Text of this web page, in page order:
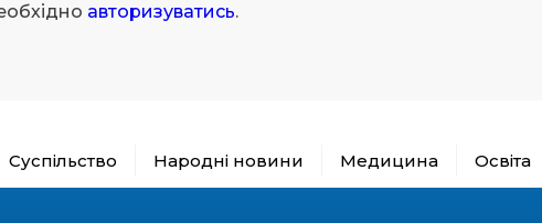
авторизуватись.
Суспільство Народні новини Медицина Освіта